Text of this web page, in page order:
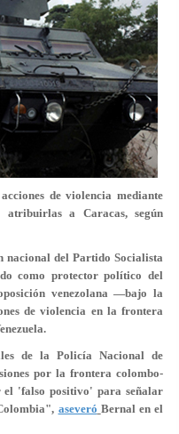
de violencia mediante
atribuirlas a Caracas, según
nacional del Partido Socialista
como protector político del
venezolana —bajo la
de violencia en la frontera
.
de la Policía Nacional de
por la frontera colombo-
el 'falso positivo' para señalar
aseveró Bernal en el